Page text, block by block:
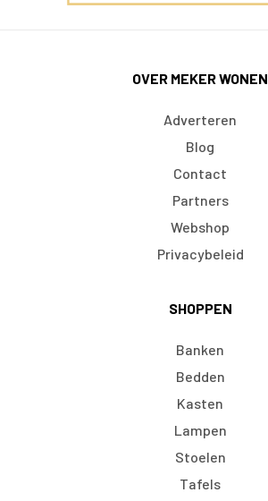
OVER MEKER WONEN
Adverteren
Blog
Contact
Partners
Webshop
Privacybeleid
SHOPPEN
Banken
Bedden
Kasten
Lampen
Stoelen
Tafels